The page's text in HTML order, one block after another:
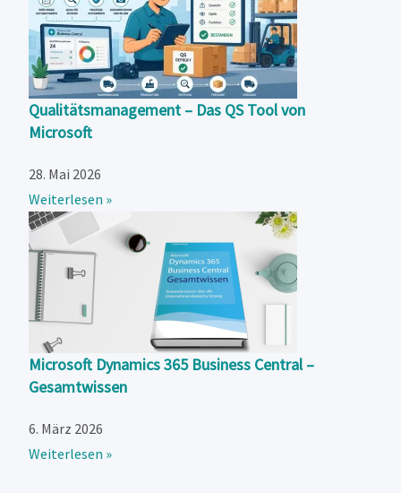
Qualitätsmanagement – Das QS Tool von
Microsoft
28. Mai 2026
Weiterlesen »
Microsoft Dynamics 365 Business Central –
Gesamtwissen
6. März 2026
Weiterlesen »